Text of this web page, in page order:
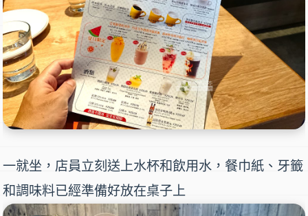
一就坐，店員立刻送上水杯和飲用水，餐巾紙、牙籤
和調味料已經準備好放在桌子上